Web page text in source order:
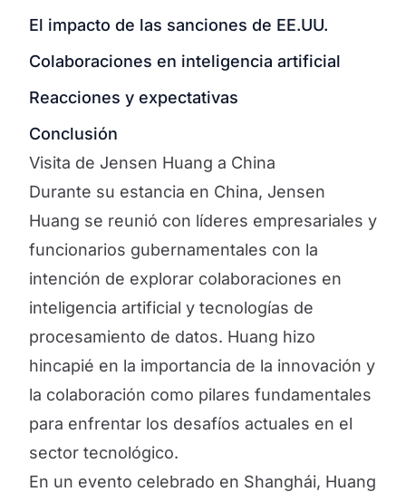
El impacto de las sanciones de EE.UU.
Colaboraciones en inteligencia artificial
Reacciones y expectativas
Conclusión
Visita de Jensen Huang a China
Durante su estancia en China, Jensen
Huang se reunió con líderes empresariales y
funcionarios gubernamentales con la
intención de explorar colaboraciones en
inteligencia artificial y tecnologías de
procesamiento de datos. Huang hizo
hincapié en la importancia de la innovación y
la colaboración como pilares fundamentales
para enfrentar los desafíos actuales en el
sector tecnológico.
En un evento celebrado en Shanghái, Huang